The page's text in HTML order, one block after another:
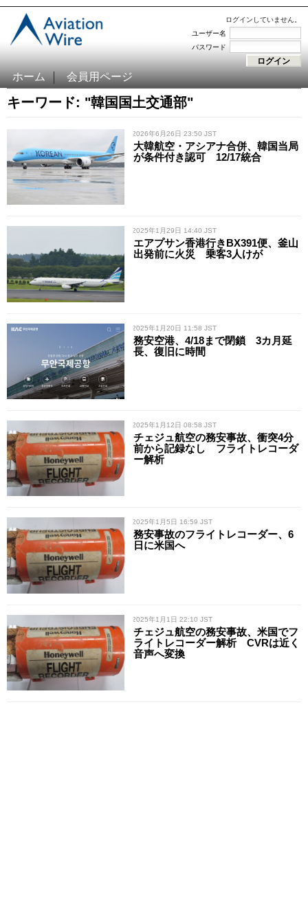
ログインしていません。
ユーザー名
パスワード
ホーム 会員用ページ
キーワード: "韓国国土交通部"
/ 2026年6月26日 23:50 JST
大韓航空・アシアナ合併、韓国当局
が条件付き認可 12/17統合
/ 2025年1月29日 14:40 JST
エアプサン香港行きBX391便、釜山
出発前に火災 乗客3人けが
/ 2025年1月20日 11:58 JST
務安空港、4/18まで閉鎖 3カ月延
長、復旧に時間
/ 2025年1月12日 08:58 JST
チェジュ航空の務安事故、衝突4分
前から記録なし フライトレコーダ
ー解析
/ 2025年1月5日 16:59 JST
務安事故のフライトレコーダー、6
日に米国へ
/ 2025年1月1日 22:10 JST
チェジュ航空の務安事故、米国でフ
ライトレコーダー解析 CVRは近く
音声へ変換